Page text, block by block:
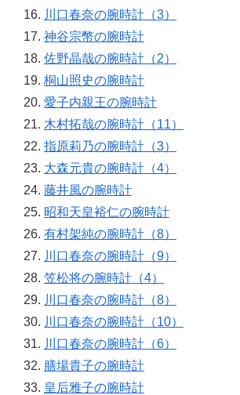
川口春奈の腕時計（3）
神谷宗幣の腕時計
佐野晶哉の腕時計（2）
桐山照史の腕時計
愛子内親王の腕時計
木村拓哉の腕時計（11）
指原莉乃の腕時計（3）
大森元貴の腕時計（4）
藤井風の腕時計
昭和天皇裕仁の腕時計
有村架純の腕時計（8）
川口春奈の腕時計（9）
笠松将の腕時計（4）
川口春奈の腕時計（8）
川口春奈の腕時計（10）
川口春奈の腕時計（6）
膳場貴子の腕時計
皇后雅子の腕時計